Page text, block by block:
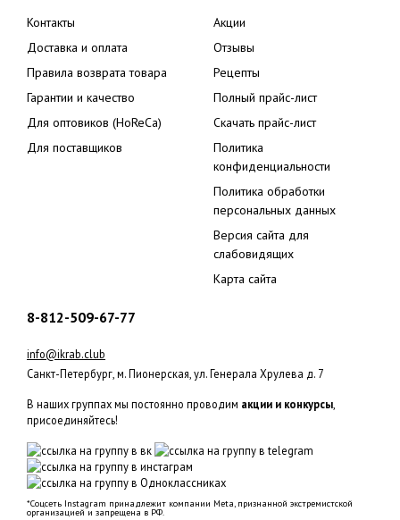
Контакты
Доставка и оплата
Правила возврата товара
Гарантии и качество
Для оптовиков (HoReCa)
Для поставщиков
Акции
Отзывы
Рецепты
Полный прайс-лист
Скачать прайс-лист
Политика
конфиденциальности
Политика обработки
персональных данных
Версия сайта для
слабовидящих
Карта сайта
8-812-509-67-77
info@ikrab.club
Санкт-Петербург, м. Пионерская, ул. Генерала Хрулева д. 7
В наших группах мы постоянно проводим акции и конкурсы,
присоединяйтесь!
*Соцсеть Instagram принадлежит компании Meta, признанной экстремистской
организацией и запрещена в РФ.